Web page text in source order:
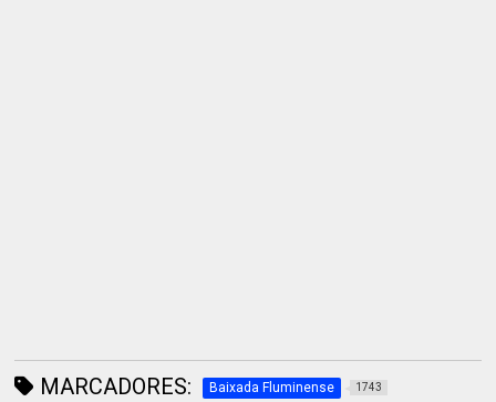
MARCADORES: Baixada Fluminense 1743